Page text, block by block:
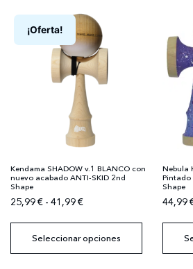
¡Oferta!
Kendama SHADOW v.1 BLANCO con
nuevo acabado ANTI-SKID 2nd
Shape
25,99€ - 41,99€
Seleccionar opciones
Nebula
Pintado
Shape
44,99